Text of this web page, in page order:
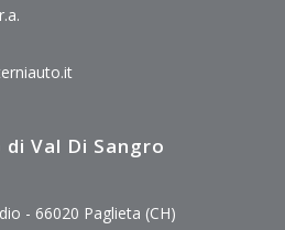
Val Di Sangro
- 66020 Paglieta (CH)